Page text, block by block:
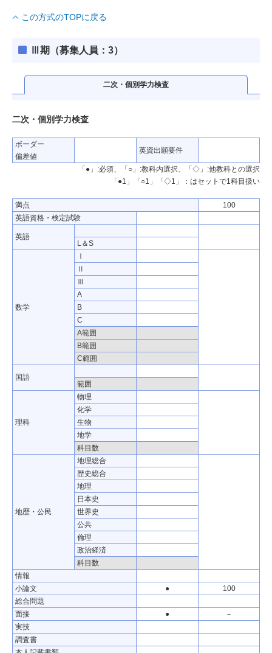
この方式のTOPに戻る
Ⅲ期（募集人員：3）
二次・個別学力検査
二次・個別学力検査
ボーダー
偏差値
英資出願要件
「●」:必須、「○」:教科内選択、「◇」:他教科との選択
「●1」「○1」「◇1」：はセットで1科目扱い
満点
100
英語資格・検定試験
英語
L＆S
数学
Ⅰ
Ⅱ
Ⅲ
A
B
C
A範囲
B範囲
C範囲
国語
範囲
理科
物理
化学
生物
地学
科目数
地歴・公民
地理総合
歴史総合
地理
日本史
世界史
公共
倫理
政治経済
科目数
情報
小論文
●
100
総合問題
面接
●
－
実技
調査書